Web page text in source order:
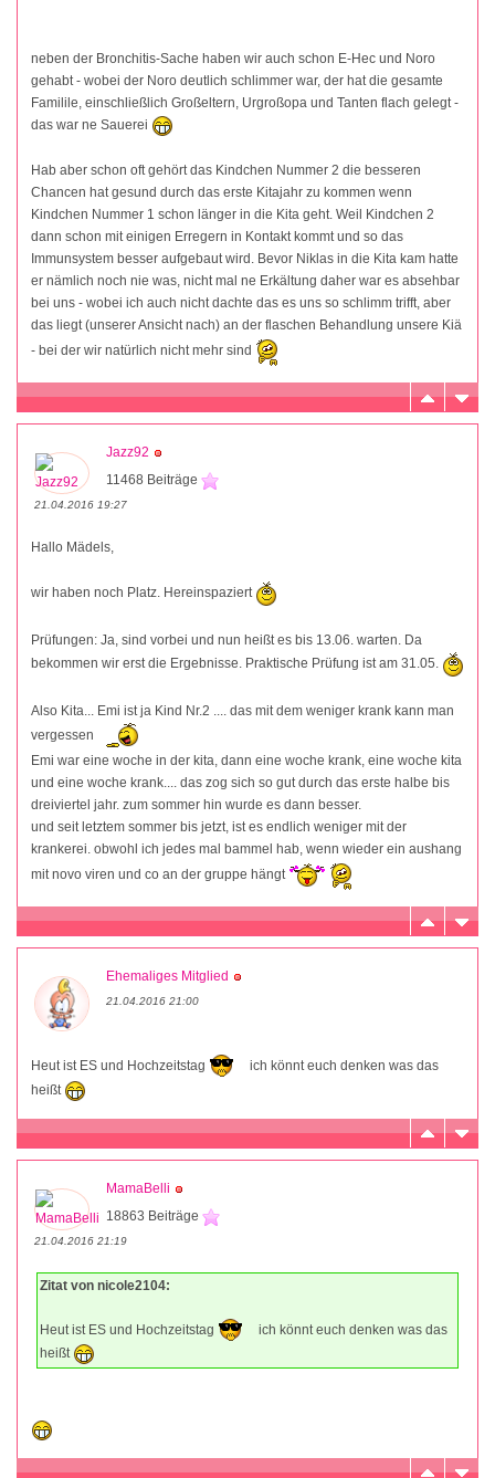
neben der Bronchitis-Sache haben wir auch schon E-Hec und Noro
gehabt - wobei der Noro deutlich schlimmer war, der hat die gesamte
Familile, einschließlich Großeltern, Urgroßopa und Tanten flach gelegt -
das war ne Sauerei
Hab aber schon oft gehört das Kindchen Nummer 2 die besseren
Chancen hat gesund durch das erste Kitajahr zu kommen wenn
Kindchen Nummer 1 schon länger in die Kita geht. Weil Kindchen 2
dann schon mit einigen Erregern in Kontakt kommt und so das
Immunsystem besser aufgebaut wird. Bevor Niklas in die Kita kam hatte
er nämlich noch nie was, nicht mal ne Erkältung daher war es absehbar
bei uns - wobei ich auch nicht dachte das es uns so schlimm trifft, aber
das liegt (unserer Ansicht nach) an der flaschen Behandlung unsere Kiä
- bei der wir natürlich nicht mehr sind
Jazz92
11468 Beiträge
21.04.2016 19:27
Hallo Mädels,
wir haben noch Platz. Hereinspaziert
Prüfungen: Ja, sind vorbei und nun heißt es bis 13.06. warten. Da
bekommen wir erst die Ergebnisse. Praktische Prüfung ist am 31.05.
Also Kita... Emi ist ja Kind Nr.2 .... das mit dem weniger krank kann man
vergessen
Emi war eine woche in der kita, dann eine woche krank, eine woche kita
und eine woche krank.... das zog sich so gut durch das erste halbe bis
dreiviertel jahr. zum sommer hin wurde es dann besser.
und seit letztem sommer bis jetzt, ist es endlich weniger mit der
krankerei. obwohl ich jedes mal bammel hab, wenn wieder ein aushang
mit novo viren und co an der gruppe hängt
Ehemaliges Mitglied
21.04.2016 21:00
Heut ist ES und Hochzeitstag
ich könnt euch denken was das
heißt
MamaBelli
18863 Beiträge
21.04.2016 21:19
Zitat von nicole2104:
Heut ist ES und Hochzeitstag
ich könnt euch denken was das
heißt